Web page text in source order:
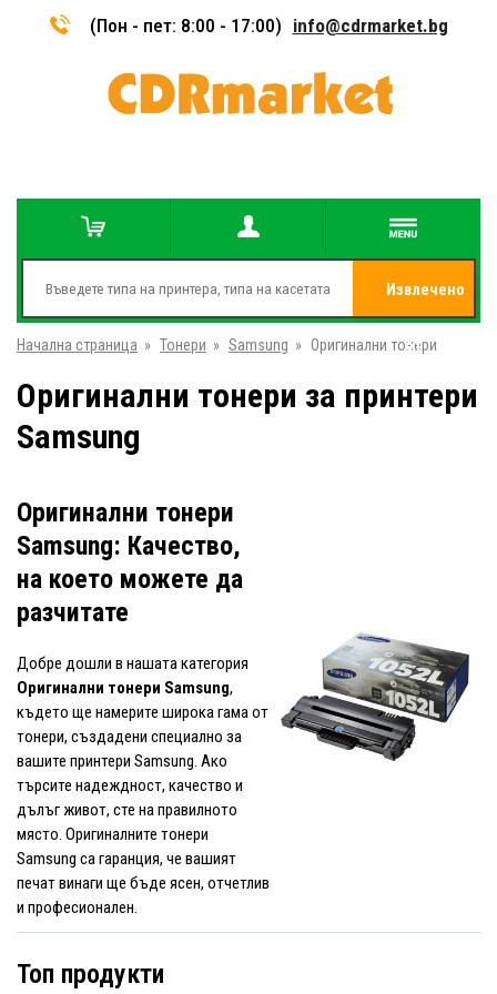
(Пон - пет: 8:00 - 17:00) info@cdrmarket.bg
Извлечено
от
Начална страница » Тонери » Samsung » Оригинални тонери
Оригинални тонери за принтери
Samsung
Оригинални тонери
Samsung: Качество,
на което можете да
разчитате
Добре дошли в нашата категория
Оригинални тонери Samsung,
където ще намерите широка гама от
тонери, създадени специално за
вашите принтери Samsung. Ако
търсите надеждност, качество и
дълъг живот, сте на правилното
място. Оригиналните тонери
Samsung са гаранция, че вашият
печат винаги ще бъде ясен, отчетлив
и професионален.
Топ продукти